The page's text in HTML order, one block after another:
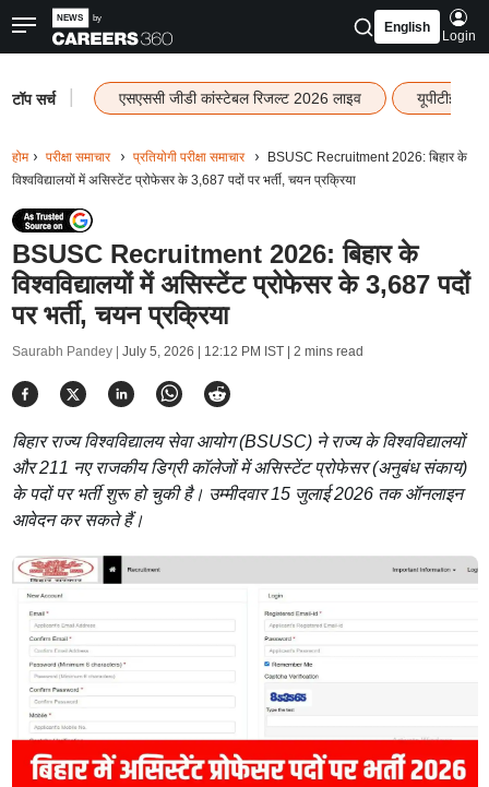
English
Login
टॉप सर्च एसएससी जीडी कांस्टेबल रिजल्ट 2026 लाइव यूपीटीईटी
होम परीक्षा समाचार प्रतियोगी परीक्षा समाचार
BSUSC Recruitment 2026: बिहार के
विश्वविद्यालयों में असिस्टेंट प्रोफेसर के 3,687 पदों पर भर्ती, चयन प्रक्रिया
BSUSC Recruitment 2026: बिहार के
विश्वविद्यालयों में असिस्टेंट प्रोफेसर के 3,687 पदों
पर भर्ती, चयन प्रक्रिया
Saurabh Pandey | July 5, 2026 | 12:12 PM IST| 2 mins read
बिहार राज्य विश्वविद्यालय सेवा आयोग (BSUSC) ने राज्य के विश्वविद्यालयों
और 211 नए राजकीय डिग्री कॉलेजों में असिस्टेंट प्रोफेसर (अनुबंध संकाय)
के पदों पर भर्ती शुरू हो चुकी है। उम्मीदवार 15 जुलाई 2026 तक ऑनलाइन
आवेदन कर सकते हैं।